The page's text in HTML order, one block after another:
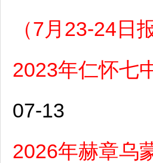
（7月23-24日
2023年仁怀七
07-13
2026年赫章乌